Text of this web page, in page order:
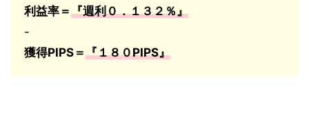
利益率＝『週利０．１３２％』
-
獲得PIPS＝『１８０PIPS』